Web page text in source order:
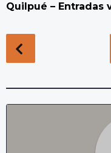
Quilpué – Entradas
o
t
P